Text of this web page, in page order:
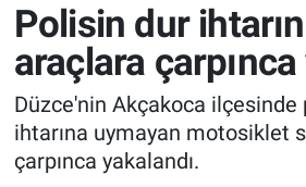
Polisin dur
araçlara
Düzce'nin Akçakoca ilçesinde
ihtarına uymayan motosiklet
çarpınca yakalandı.
Çaycuma
Devrek
Kilimli
Zonguldak Namaz Vakitleri
Zonguldak Trafik Yoğunluk
Süper Lig Puan Durumu ve